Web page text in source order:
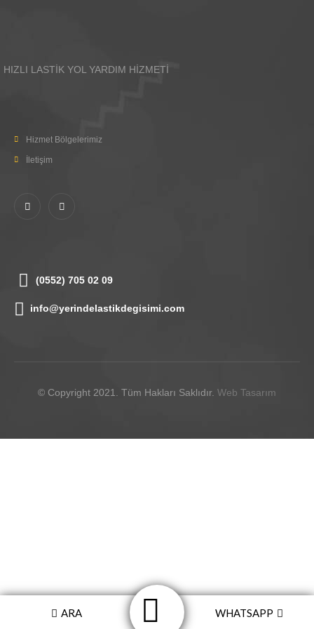
ARA WHATSAPP
HIZLI LASTİK YOL YARDIM HİZMETİ
Hizmet Bölgelerimiz
İletişim
(0552) 705 02 09
info@yerindelastikdegisimi.com
© Copyright 2021. Tüm Hakları Saklıdır. Web Tasarım